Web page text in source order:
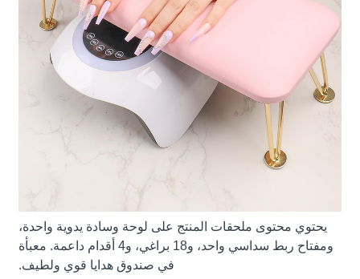
يحتوي محتوى ملحقات المنتج على لوحة وسادة يدوية واحدة،
ومفتاح ربط سداسي واحد، و18 براغي، و4 أقدام داعمة. معبأة
في صندوق هدايا قوي ولطيف.